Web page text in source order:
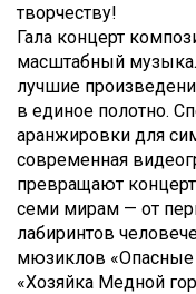
творчеству!
Гала концерт
масштабный
лучшие
в единое полотно.
аранжировки для
современная
превращают
семи мирам — от
лабиринтов
мюзиклов «Опасные
«Хозяйка Медной